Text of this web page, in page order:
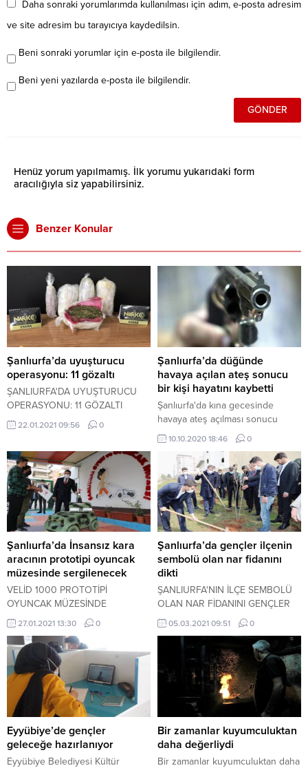
Daha sonraki yorumlarımda kullanılması için adım, e-posta adresim
ve site adresim bu tarayıcıya kaydedilsin.
Beni sonraki yorumlar için e-posta ile bilgilendir.
Beni yeni yazılarda e-posta ile bilgilendir.
Henüz yorum yapılmamış. İlk yorumu yukarıdaki form
aracılığıyla siz yapabilirsiniz.
Benzer Konular
Şanlıurfa’da uyuşturucu
operasyonu: 11 gözaltı
ŞANLIURFA'DA UYUŞTURUCU
OPERASYONU: 11 GÖZALTI
22.01.2021 09:56 0
Şanlıurfa’da düğünde
havaya açılan ateş sonucu
bir kişi hayatını kaybetti
Şanlıurfa'da kına gecesinde
havaya ateş açılması sonucu
kurşunun isabet ettiği kişi
hastanede hayatını kaybetti.
10.10.2020 18:46 0
Şanlıurfa’da İnsansız kara
aracının prototipi oyuncak
müzesinde sergilenecek
VELİD 1000 PROTOTİPİ
OYUNCAK MÜZESİNDE
SERGİLENECEK
27.01.2021 13:30 0
Şanlıurfa’da gençler ilçenin
sembolü olan nar fidanını
dikti
ŞANLIURFA'NIN İLÇE SEMBOLÜ
OLAN NAR FİDANINI GENÇLER
EKTİ05.03.2021 09:51 0
Eyyübiye’de gençler
geleceğe hazırlanıyor
Eyyübiye Belediyesi Kültür
Bir zamanlar kuyumculuktan
daha değerliydi
Bir zamanlar kuyumculuktan daha